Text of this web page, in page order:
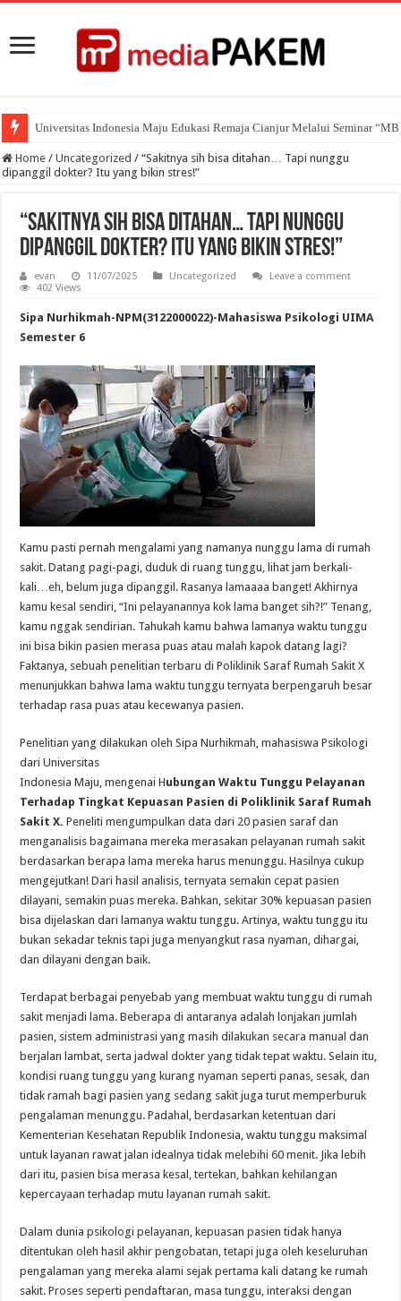
Universitas Indonesia Maju Edukasi Remaja Cianjur Melalui Seminar
Home / Uncategorized / “Sakitnya sih bisa ditahan… Tapi nunggu
dipanggil dokter? Itu yang bikin stres!”
“Sakitnya sih bisa ditahan… Tapi nunggu
dipanggil dokter? Itu yang bikin stres!”
evan 11/07/2025 Uncategorized
Leave a comment
402 Views
Sipa Nurhikmah-NPM(3122000022)-Mahasiswa Psikologi UIMA
Semester 6
Kamu pasti pernah mengalami yang namanya nunggu lama di rumah
sakit. Datang pagi-pagi, duduk di ruang tunggu, lihat jam berkali-
kali…eh, belum juga dipanggil. Rasanya lamaaaa banget! Akhirnya
kamu kesal sendiri, “Ini pelayanannya kok lama banget sih?!” Tenang,
kamu nggak sendirian. Tahukah kamu bahwa lamanya waktu tunggu
ini bisa bikin pasien merasa puas atau malah kapok datang lagi?
Faktanya, sebuah penelitian terbaru di Poliklinik Saraf Rumah Sakit X
menunjukkan bahwa lama waktu tunggu ternyata berpengaruh besar
terhadap rasa puas atau kecewanya pasien.
Penelitian yang dilakukan oleh Sipa Nurhikmah, mahasiswa Psikologi
dari Universitas
Indonesia Maju, mengenai Hubungan Waktu Tunggu Pelayanan
Terhadap Tingkat Kepuasan Pasien di Poliklinik Saraf Rumah
Sakit X. Peneliti mengumpulkan data dari 20 pasien saraf dan
menganalisis bagaimana mereka merasakan pelayanan rumah sakit
berdasarkan berapa lama mereka harus menunggu. Hasilnya cukup
mengejutkan! Dari hasil analisis, ternyata semakin cepat pasien
dilayani, semakin puas mereka. Bahkan, sekitar 30% kepuasan pasien
bisa dijelaskan dari lamanya waktu tunggu. Artinya, waktu tunggu itu
bukan sekadar teknis tapi juga menyangkut rasa nyaman, dihargai,
dan dilayani dengan baik.
Terdapat berbagai penyebab yang membuat waktu tunggu di rumah
sakit menjadi lama. Beberapa di antaranya adalah lonjakan jumlah
pasien, sistem administrasi yang masih dilakukan secara manual dan
berjalan lambat, serta jadwal dokter yang tidak tepat waktu. Selain itu,
kondisi ruang tunggu yang kurang nyaman seperti panas, sesak, dan
tidak ramah bagi pasien yang sedang sakit juga turut memperburuk
pengalaman menunggu. Padahal, berdasarkan ketentuan dari
Kementerian Kesehatan Republik Indonesia, waktu tunggu maksimal
untuk layanan rawat jalan idealnya tidak melebihi 60 menit. Jika lebih
dari itu, pasien bisa merasa kesal, tertekan, bahkan kehilangan
kepercayaan terhadap mutu layanan rumah sakit.
Dalam dunia psikologi pelayanan, kepuasan pasien tidak hanya
ditentukan oleh hasil akhir pengobatan, tetapi juga oleh keseluruhan
pengalaman yang mereka alami sejak pertama kali datang ke rumah
sakit. Proses seperti pendaftaran, masa tunggu, interaksi dengan